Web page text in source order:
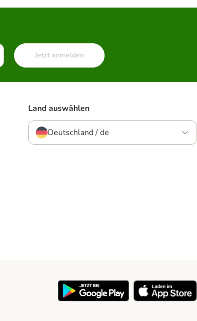
Jetzt anmelden
Land auswählen
Deutschland / de